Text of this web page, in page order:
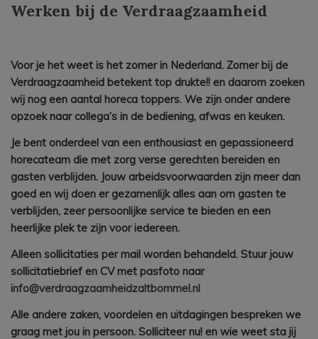
Werken bij de Verdraagzaamheid
Voor je het weet is het zomer in Nederland. Zomer bij de
Verdraagzaamheid betekent top drukte!! en daarom zoeken
wij nog een aantal horeca toppers. We zijn onder andere
opzoek naar collega’s in de bediening, afwas en keuken.
Je bent onderdeel van een enthousiast en gepassioneerd
horecateam die met zorg verse gerechten bereiden en
gasten verblijden. Jouw arbeidsvoorwaarden zijn meer dan
goed en wij doen er gezamenlijk alles aan om gasten te
verblijden, zeer persoonlijke service te bieden en een
heerlijke plek te zijn voor iedereen.
Alleen sollicitaties per mail worden behandeld. Stuur jouw
sollicitatiebrief en CV met pasfoto naar
info@verdraagzaamheidzaltbommel.nl
Alle andere zaken, voordelen en uitdagingen bespreken we
graag met jou in persoon. Solliciteer nu! en wie weet sta jij